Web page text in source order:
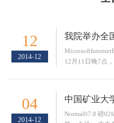
12
2014-12
12月11日晚7点
04
2014-12
Normal07.8 磅